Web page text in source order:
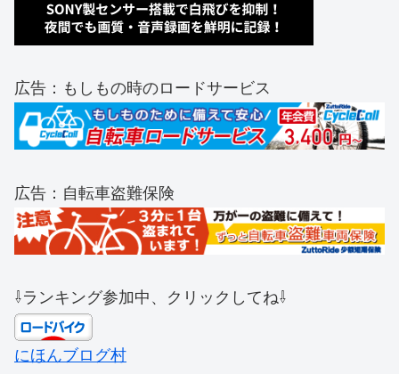
広告：もしもの時のロードサービス
広告：自転車盗難保険
⇩ランキング参加中、クリックしてね⇩
にほんブログ村